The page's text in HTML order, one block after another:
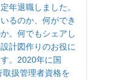
年退職しました。
るのか、何ができ
。何でもシェアし
計図作りのお役に
。2020年に国
扱管理者資格を